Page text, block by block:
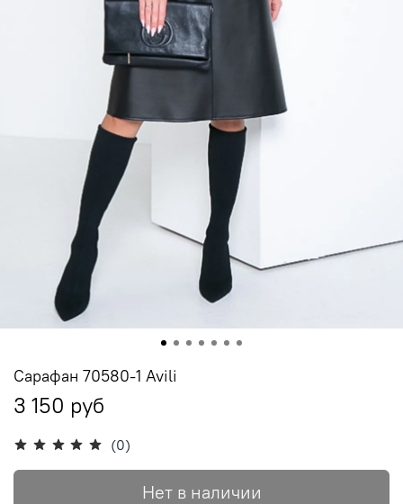
(0)
Сарафан 70580-1 Avili
3 150 руб
Нет в наличии